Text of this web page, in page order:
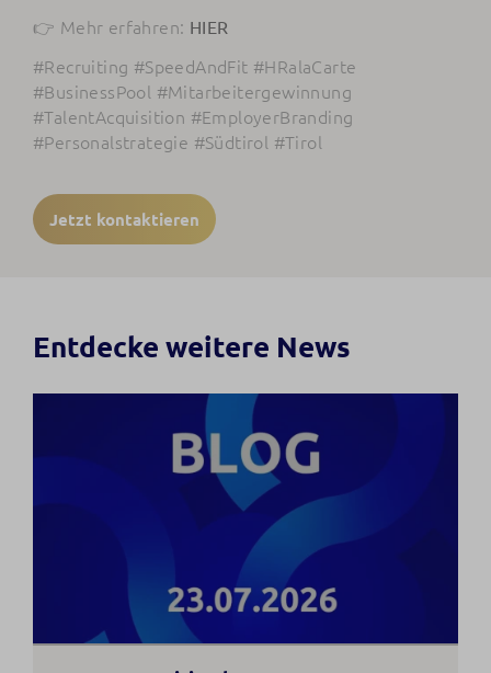
👉 Mehr erfahren: HIER
#Recruiting #SpeedAndFit #HRalaCarte
#BusinessPool #Mitarbeitergewinnung
#TalentAcquisition #EmployerBranding
#Personalstrategie #Südtirol #Tirol
Jetzt kontaktieren
Entdecke weitere News